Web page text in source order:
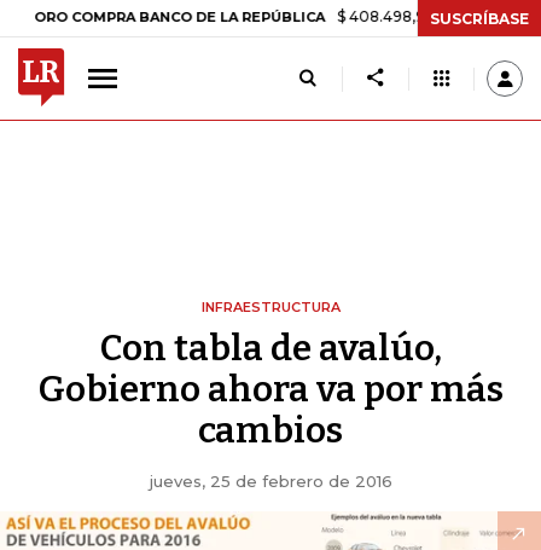
COMPRA BANCO DE LA REPÚBLICA $ 408.498,97 +$ 8.753,81 +2,19%
SUSCRÍBASE
INFRAESTRUCTURA
Con tabla de avalúo,
Gobierno ahora va por más
cambios
jueves, 25 de febrero de 2016